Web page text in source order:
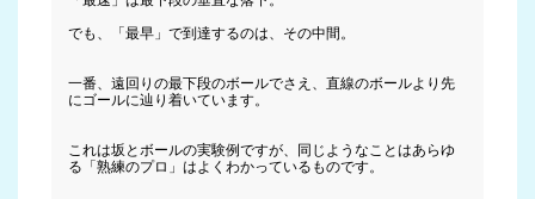
でも、「最早」で到達するのは、その中間。
一番、遠回りの最下段のボールでさえ、直線のボールより先
にゴールに辿り着いています。
これは坂とボールの実験例ですが、同じようなことはあらゆ
る「熟練のプロ」はよくわかっているものです。